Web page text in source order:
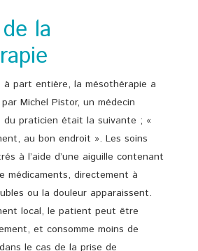
la
à part entière, la mésothérapie a
Michel Pistor, un médecin
du praticien était la suivante ; «
au bon endroit ». Les soins
à l’aide d’une aiguille contenant
médicaments, directement à
ou la douleur apparaissent.
local, le patient peut être
et consomme moins de
le cas de la prise de